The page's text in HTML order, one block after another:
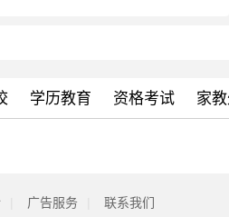
学历教育 资格考试 家
广告服务 联系我们